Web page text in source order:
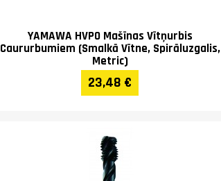
YAMAWA HVPO Mašīnas Vītņurbis
Caururbumiem (Smalkā Vītne, Spirāluzgalis,
Metric)
23,48 €